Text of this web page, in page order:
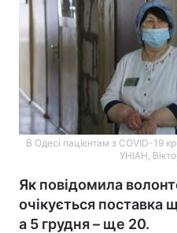
В Одесі пацієнтам з COVID-19
УНІАН,
Як повідомила
очікується поставка
а 5 грудня – ще 20.